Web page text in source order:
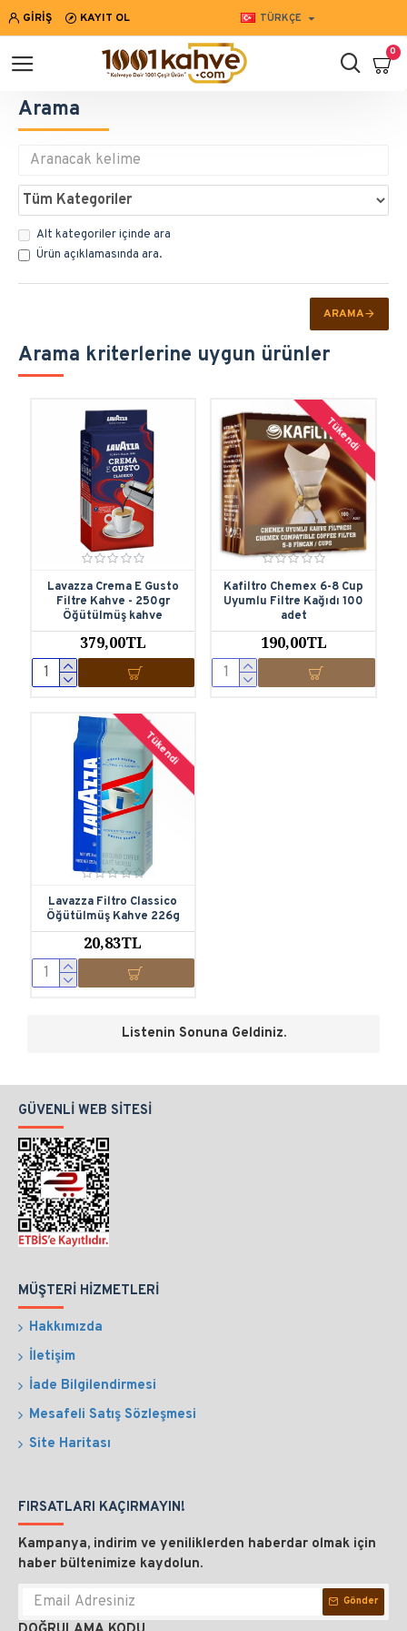
GIRIŞ KAYIT OL TÜRKÇE
0
Arama
Alt kategoriler içinde ara
Ürün açıklamasında ara.
ARAMA
Arama kriterlerine uygun ürünler
Lavazza Crema E Gusto
Filtre Kahve - 250gr
Öğütülmüş kahve
379,00TL
Tükendi
Kafiltro Chemex 6-8 Cup
Uyumlu Filtre Kağıdı 100
adet
190,00TL
Tükendi
Lavazza Filtro Classico
Öğütülmüş Kahve 226g
20,83TL
Listenin Sonuna Geldiniz.
GÜVENLI WEB SITESI
MÜŞTERI HIZMETLERI
Hakkımızda
İletişim
İade Bilgilendirmesi
Mesafeli Satış Sözleşmesi
Site Haritası
FIRSATLARI KAÇIRMAYIN!
Kampanya, indirim ve yeniliklerden haberdar olmak için
haber bültenimize kaydolun.
Gönder